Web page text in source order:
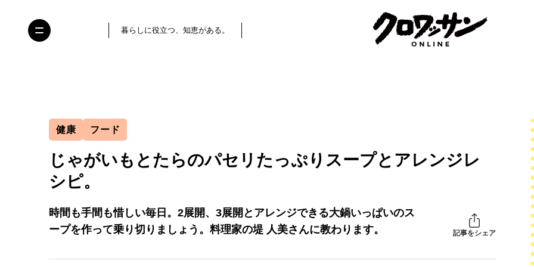
暮らしに役立つ、知恵がある。
健康 フード
じゃがいもとたらのパセリたっぷりスープとアレンジレ
シピ。
時間も手間も惜しい毎日。2展開、3展開とアレンジできる大鍋いっぱいのス
ープを作って乗り切りましょう。料理家の堤 人美さんに教わります。
記事をシェア